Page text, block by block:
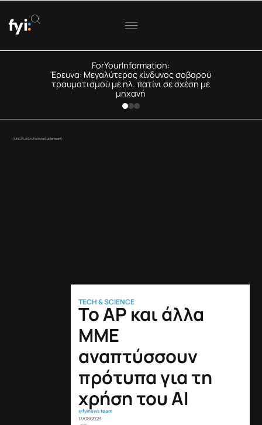
ForYourInformation:
Έρευνα: Μεγαλύτερος κίνδυνος σοβαρού
τραυματισμού με ηλ. πατίνι σε σχέση με
μηχανή
(UNSPLASH/Felicia Buitenwerf)
TECH & SCIENCE
Το AP και άλλα
ΜΜΕ
αναπτύσσουν
πρότυπα για τη
χρήση του ΑΙ
@fyinews team
17/08/2023